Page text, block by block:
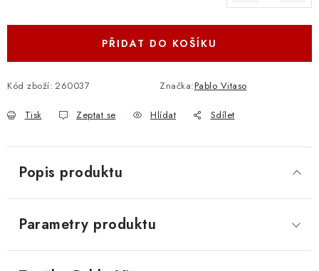
ODSTOUPENÍ OD SMLOUVY
ZÁSADY ZPRACOVÁNÍ OSOBNÍCH ÚDAJŮ
PŘIDAT DO KOŠÍKU
Kód zboží: 260037 Značka:Pablo Vitaso
Tisk Zeptat se Hlídat Sdílet
Popis produktu
Parametry produktu